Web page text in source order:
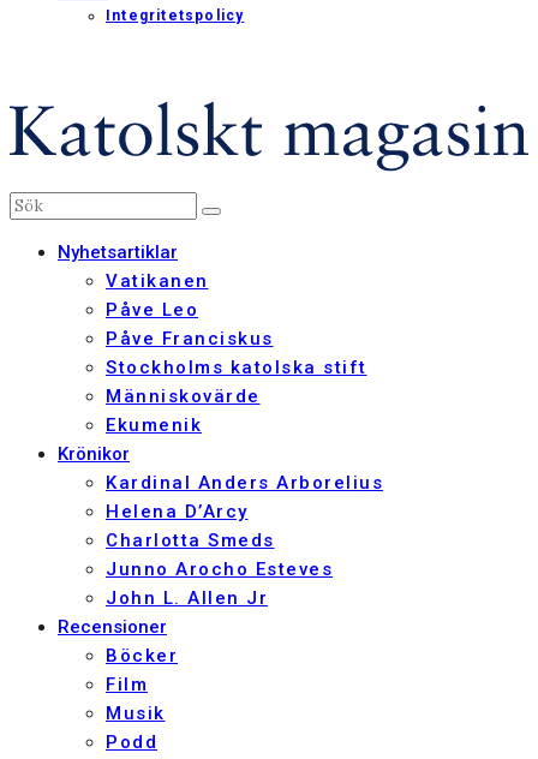
Integritetspolicy
Nyhetsartiklar
Vatikanen
Påve Leo
Påve Franciskus
Stockholms katolska stift
Människovärde
Ekumenik
Krönikor
Kardinal Anders Arborelius
Helena D’Arcy
Charlotta Smeds
Junno Arocho Esteves
John L. Allen Jr
Recensioner
Böcker
Film
Musik
Podd